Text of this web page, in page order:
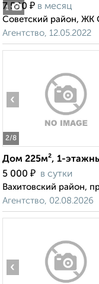
1
7 500 ₽ в месяц
Советский район, ЖК
Агентство, 12.05.2022
2/8
‹
Дом 225м², 1-
5 000 ₽ в сутки
Вахитовский район,
Агентство, 02.08.2026
‹